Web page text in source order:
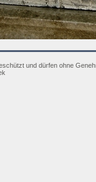
und dürfen ohne